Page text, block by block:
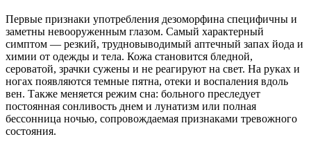
Первые признаки употребления дезоморфина специфичны и
заметны невооруженным глазом. Самый характерный
симптом — резкий, трудновыводимый аптечный запах йода и
химии от одежды и тела. Кожа становится бледной,
сероватой, зрачки сужены и не реагируют на свет. На руках и
ногах появляются темные пятна, отеки и воспаления вдоль
вен. Также меняется режим сна: больного преследует
постоянная сонливость днем и лунатизм или полная
бессонница ночью, сопровождаемая признаками тревожного
состояния.